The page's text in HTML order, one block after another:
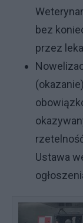
bez
przez
Ustawa